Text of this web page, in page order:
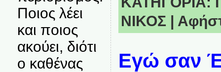
Ποιος λέει
και ποιος
ακούει, διότι
ο καθένας
ΝΙΚΟΣ |
Εγώ σαν